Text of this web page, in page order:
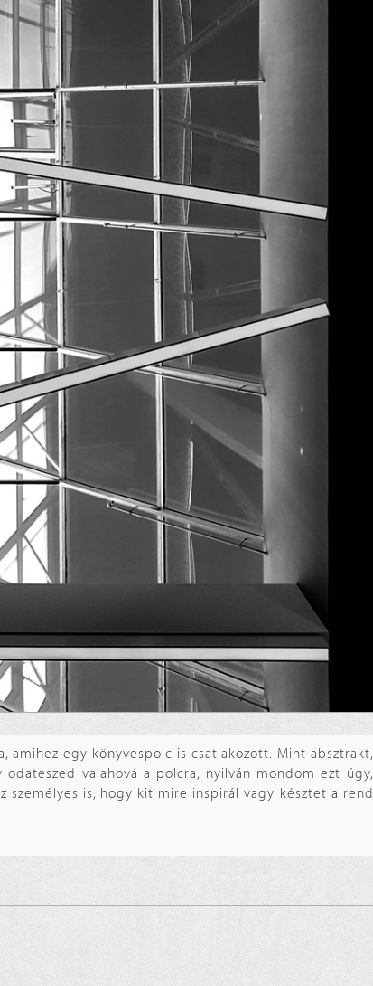
amihez egy könyvespolc is csatlakozott. Mint absztrakt,
valahová a polcra, nyilván mondom ezt úgy,
személyes is, hogy kit mire inspirál vagy késztet a rend